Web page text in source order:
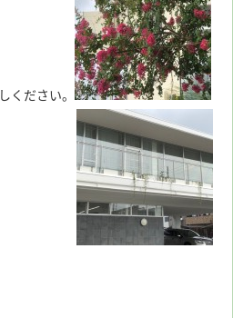
ください。